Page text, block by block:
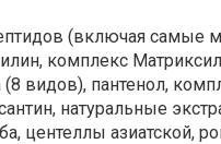
(включая самые
комплекс
(8 видов), пантенол,
натуральные
центеллы азиатской,